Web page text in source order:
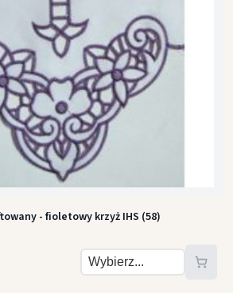
- fioletowy krzyż IHS (58)